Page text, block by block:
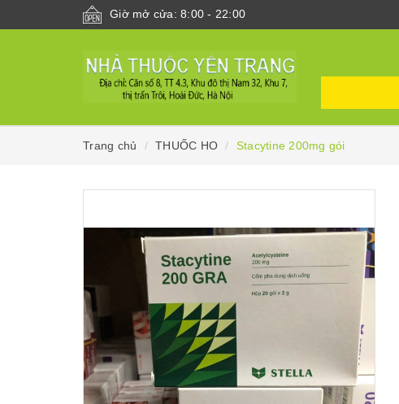
Giờ mở cửa: 8:00 - 22:00
Trang chủ THUỐC HO Stacytine 200mg gói